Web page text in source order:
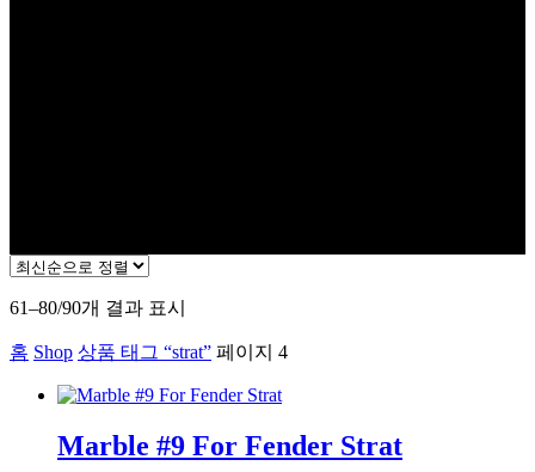
61–80/90개 결과 표시
순
로
정
렬
홈 Shop 상품 태그 “strat” 페이지 4
Marble #9 For Fender Strat